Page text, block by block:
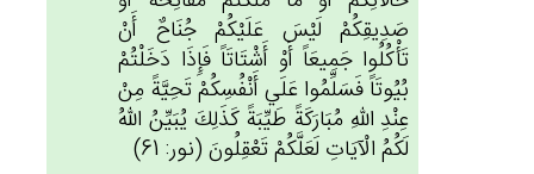
صَدِيقِكُم‌ْ لَيْس‌َ عَلَيْكُم‌ْ جُنَاح‌ٌ أَنْ‌
تَأْكُلُوا جَمِيعَاً أَوْ أَشْتَاتَاً فَإِذَا دَخَلْتُمْ‌
بُيُوتَاً فَسَلِّمُوا عَلَي‌ أَنْفُسِكُم‌ْ تَحِيَّة‌ً مِن‌ْ
عِنْدِ الله‌ِ مُبَارَكَة‌ً طَيِّبَة‌ً كَذَلِك‌َ يُبَيِّن‌ُ الله‌ُ
لَكُم‌ُ الْآيَات‌ِ لَعَلَّكُم‌ْ تَعْقِلُون‌َ (نور: 61)